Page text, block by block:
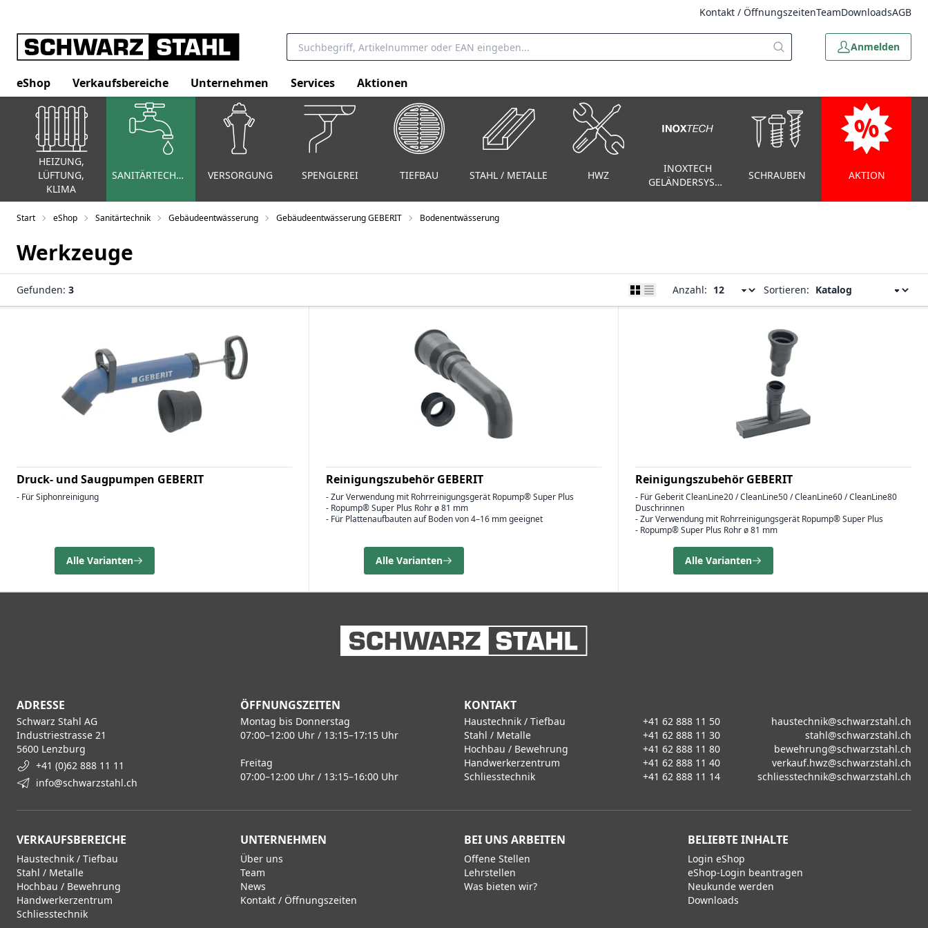
Kontakt / ÖffnungszeitenTeamDownloadsAGB
Anmelden
eShop Verkaufsbereiche Unternehmen Services Aktionen
HEIZUNG,
LÜFTUNG,
KLIMA
SANITÄRTECHNIK VERSORGUNG SPENGLEREI TIEFBAU STAHL / METALLE HWZ
INOXTECH
GELÄNDERSYSTEM
SCHRAUBEN AKTION
Start eShop Sanitärtechnik Gebäudeentwässerung Gebäudeentwässerung GEBERIT Bodenentwässerung
Werkzeuge
Gefunden: 3 Anzahl: Sortieren:
Druck- und Saugpumpen GEBERIT
- Für Siphonreinigung
Alle Varianten
Reinigungszubehör GEBERIT
- Zur Verwendung mit Rohrreinigungsgerät Ropump® Super Plus
- Ropump® Super Plus Rohr ø 81 mm
- Für Plattenaufbauten auf Boden von 4–16 mm geeignet
Alle Varianten
Reinigungszubehör GEBERIT
- Für Geberit CleanLine20 / CleanLine50 / CleanLine60 / CleanLine80
Duschrinnen
- Zur Verwendung mit Rohrreinigungsgerät Ropump® Super Plus
- Ropump® Super Plus Rohr ø 81 mm
Alle Varianten
ADRESSE
Schwarz Stahl AG
Industriestrasse 21
5600 Lenzburg
+41 (0)62 888 11 11
info@schwarzstahl.ch
ÖFFNUNGSZEITEN
Montag bis Donnerstag
07:00–12:00 Uhr / 13:15–17:15 Uhr
Freitag
07:00–12:00 Uhr / 13:15–16:00 Uhr
KONTAKT
Haustechnik / Tiefbau +41 62 888 11 50
haustechnik@schwarzstahl.ch
Stahl / Metalle
+41 62 888 11 30
stahl@schwarzstahl.ch
Hochbau / Bewehrung
+41 62 888 11 80
bewehrung@schwarzstahl.ch
Handwerkerzentrum
+41 62 888 11 40
verkauf.hwz@schwarzstahl.ch
Schliesstechnik
+41 62 888 11 14 schliesstechnik@schwarzstahl.ch
VERKAUFSBEREICHE
Haustechnik / Tiefbau
Stahl / Metalle
Hochbau / Bewehrung
Handwerkerzentrum
Schliesstechnik
UNTERNEHMEN
Über uns
Team
News
Kontakt / Öffnungszeiten
BEI UNS ARBEITEN
Offene Stellen
Lehrstellen
Was bieten wir?
BELIEBTE INHALTE
Login eShop
eShop-Login beantragen
Neukunde werden
Downloads